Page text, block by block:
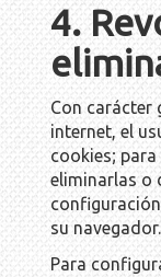
4.
Con carácter
internet, el
cookies;
eliminarlas o
su navegador.
Para